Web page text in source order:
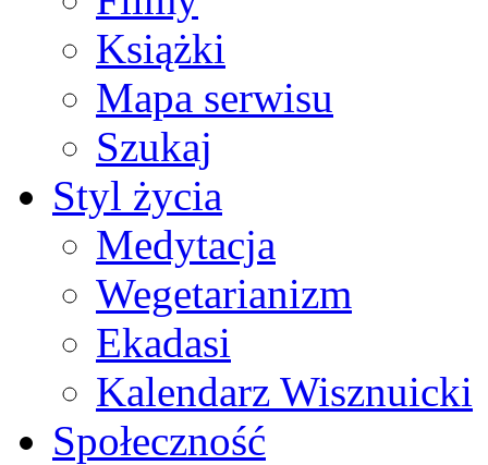
Książki
Mapa serwisu
Szukaj
Styl życia
Medytacja
Wegetarianizm
Ekadasi
Kalendarz Wisznuicki
Społeczność